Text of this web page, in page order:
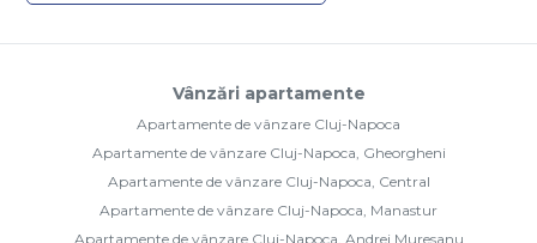
Vânzări apartamente
Apartamente de vânzare Cluj-Napoca
Apartamente de vânzare Cluj-Napoca, Gheorgheni
Apartamente de vânzare Cluj-Napoca, Central
Apartamente de vânzare Cluj-Napoca, Manastur
Apartamente de vânzare Cluj-Napoca, Andrei Muresanu